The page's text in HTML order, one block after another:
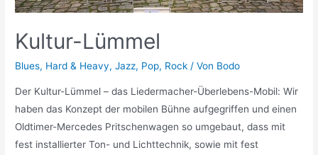
Kultur-Lümmel
Blues, Hard & Heavy,Jazz, Pop, Rock / Von Bodo
Der Kultur-Lümmel – das Liedermacher-Überlebens-Mobil: Wir
haben das Konzept der mobilen Bühne aufgegriffen und einen
Oldtimer-Mercedes Pritschenwagen so umgebaut, dass mit
fest installierter Ton- und Lichttechnik, sowie mit fest